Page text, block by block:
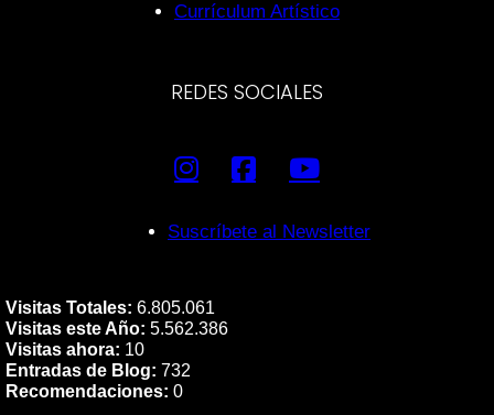
Currículum Artístico
REDES SOCIALES
Suscríbete al Newsletter
Visitas Totales: 6.805.061
Visitas este Año: 5.562.386
Visitas ahora: 10
Entradas de Blog: 732
Recomendaciones: 0